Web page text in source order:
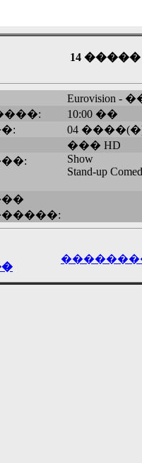
������� ��
���
���������
�� �����...
���� ������;
14 �����
Eurovision
10:00 ��
04
��� HD
Show
Stand-up